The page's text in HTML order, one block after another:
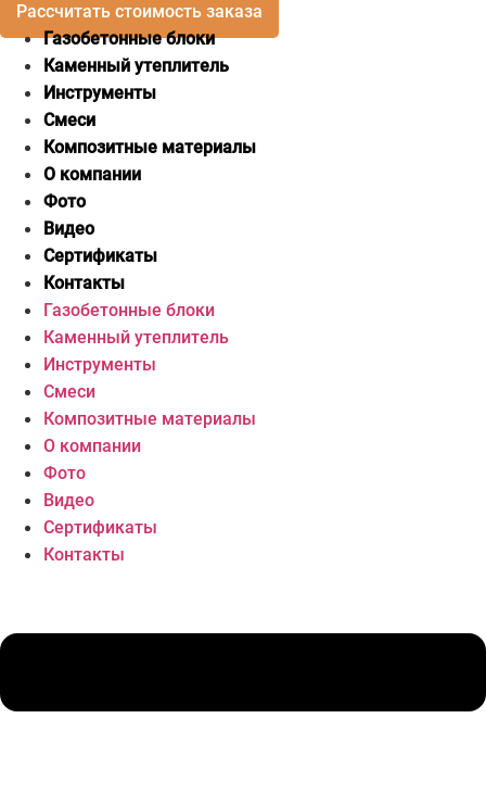
Рассчитать стоимость заказа
Газобетонные блоки
Каменный утеплитель
Инструменты
Смеси
Композитные материалы
О компании
Фото
Видео
Сертификаты
Контакты
Газобетонные блоки
Каменный утеплитель
Инструменты
Смеси
Композитные материалы
О компании
Фото
Видео
Сертификаты
Контакты